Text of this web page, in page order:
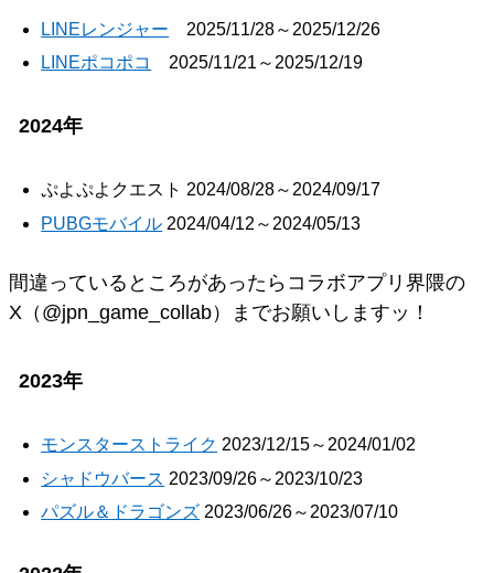
LINEレンジャー 2025/11/28～2025/12/26
LINEポコポコ
2025/11/21～2025/12/19
2024年
ぷよぷよクエスト 2024/08/28～2024/09/17
PUBGモバイル 2024/04/12～2024/05/13
間違っているところがあったらコラボアプリ界隈の
X（@jpn_game_collab）までお願いしますッ！
2023年
モンスターストライク 2023/12/15～2024/01/02
シャドウバース 2023/09/26～2023/10/23
パズル＆ドラゴンズ 2023/06/26～2023/07/10